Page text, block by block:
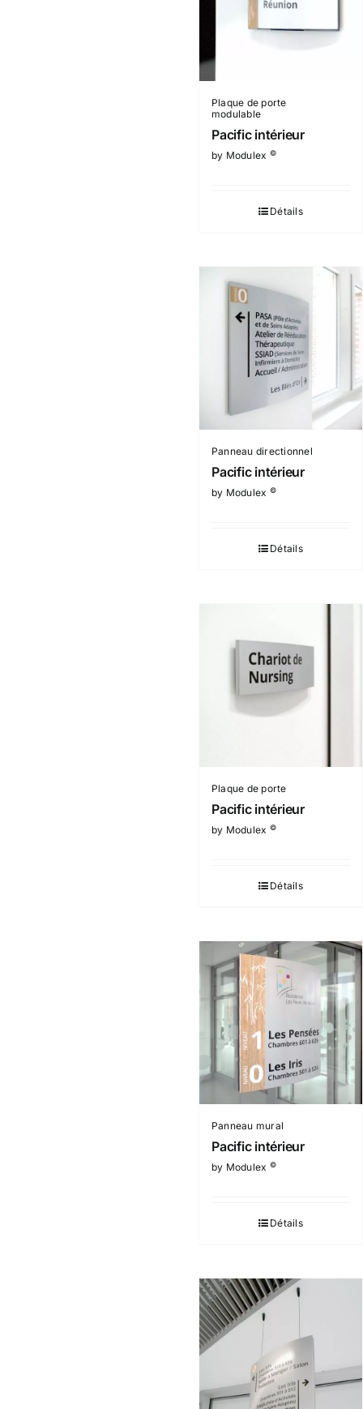
Plaque de porte
modulable
Pacific intérieur
by Modulex ©
Détails
Panneau directionnel
Pacific intérieur
by Modulex ©
Détails
Plaque de porte
Pacific intérieur
by Modulex ©
Détails
Panneau mural
Pacific intérieur
by Modulex ©
Détails